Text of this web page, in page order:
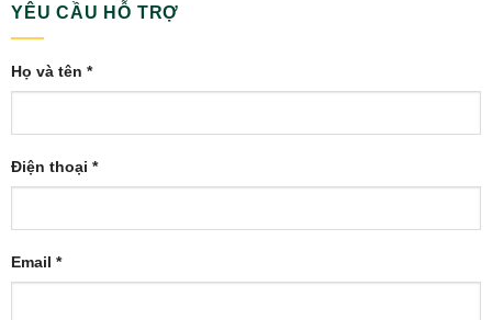
YÊU CẦU HỖ TRỢ
Họ và tên *
Điện thoại *
Email *